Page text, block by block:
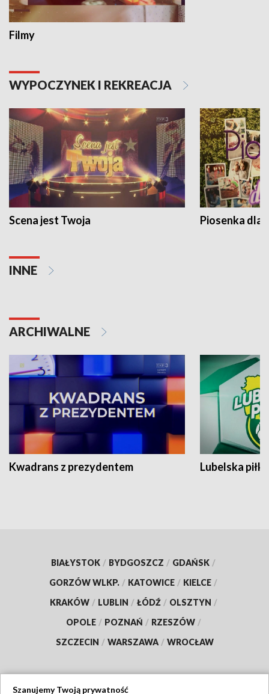
Filmy
WYPOCZYNEK I REKREACJA
Scena jest Twoja Piosenka dla
INNE
ARCHIWALNE
Kwadrans z prezydentem Lubelska piłka
BIAŁYSTOK / BYDGOSZCZ / GDAŃSK /
GORZÓW WLKP. / KATOWICE / KIELCE /
KRAKÓW / LUBLIN / ŁÓDŹ / OLSZTYN /
OPOLE / POZNAŃ / RZESZÓW /
SZCZECIN / WARSZAWA / WROCŁAW
Szanujemy Twoją prywatność